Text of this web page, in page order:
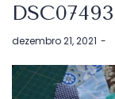
DSC07493
Postado
dezembro 21, 2021